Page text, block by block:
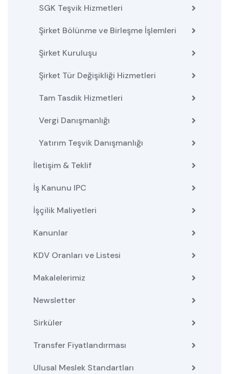
SGK Teşvik Hizmetleri
Şirket Bölünme ve Birleşme İşlemleri
Şirket Kuruluşu
Şirket Tür Değişikliği Hizmetleri
Tam Tasdik Hizmetleri
Vergi Danışmanlığı
Yatırım Teşvik Danışmanlığı
İletişim & Teklif
İş Kanunu IPC
İşçilik Maliyetleri
Kanunlar
KDV Oranları ve Listesi
Makalelerimiz
Newsletter
Sirküler
Transfer Fiyatlandırması
Ulusal Meslek Standartları